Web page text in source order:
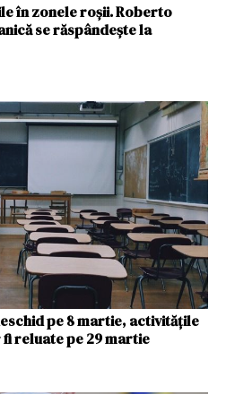
în zonele roşii. Roberto
se răspândeşte la
pe 8 martie, activităţile
reluate pe 29 martie